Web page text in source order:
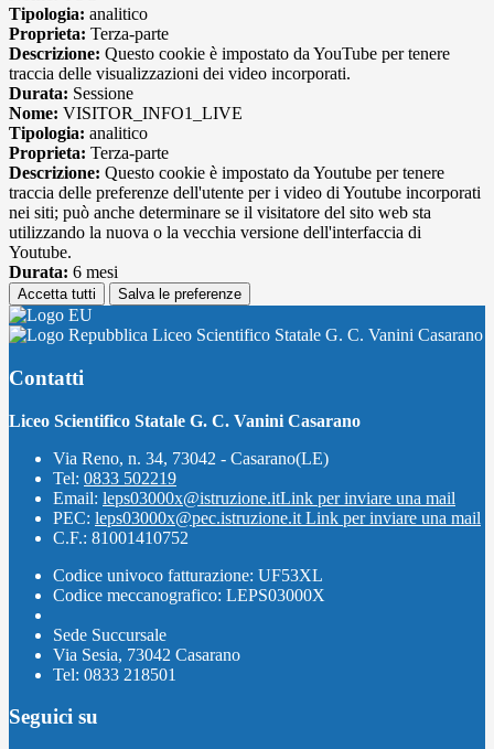
Tipologia: analitico
Proprieta: Terza-parte
Descrizione: Questo cookie è impostato da YouTube per tenere
traccia delle visualizzazioni dei video incorporati.
Durata: Sessione
Nome: VISITOR_INFO1_LIVE
Tipologia: analitico
Proprieta: Terza-parte
Descrizione: Questo cookie è impostato da Youtube per tenere
traccia delle preferenze dell'utente per i video di Youtube incorporati
nei siti; può anche determinare se il visitatore del sito web sta
utilizzando la nuova o la vecchia versione dell'interfaccia di
Youtube.
Durata: 6 mesi
Accetta tutti Salva le preferenze
Liceo Scientifico Statale G. C. Vanini Casarano
Contatti
Liceo Scientifico Statale G. C. Vanini Casarano
Via Reno, n. 34, 73042 - Casarano(LE)
Tel: 0833 502219
Email: leps03000x@istruzione.itLink per inviare una mail
PEC: leps03000x@pec.istruzione.it Link per inviare una mail
C.F.: 81001410752
Codice univoco fatturazione: UF53XL
Codice meccanografico: LEPS03000X
Sede Succursale
Via Sesia, 73042 Casarano
Tel: 0833 218501
Seguici su